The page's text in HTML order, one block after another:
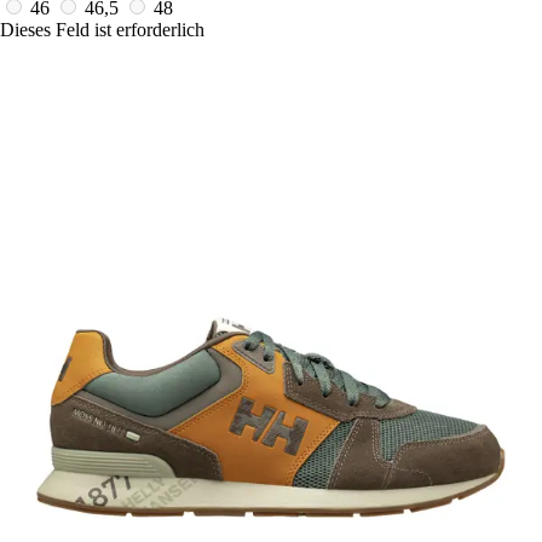
46 46,5
48
Dieses Feld ist erforderlich